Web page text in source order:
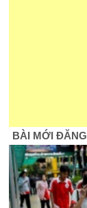
BÀI MỚI ĐĂNG